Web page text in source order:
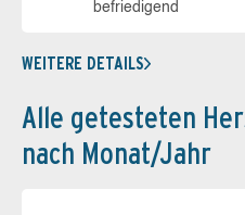
be­frie­di­gend
WEITERE DETAILS
Alle getesteten
nach Monat/Jahr